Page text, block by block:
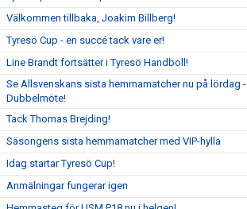
Välkommen tillbaka, Joakim Billberg!
Tyresö Cup - en succé tack vare er!
Line Brandt fortsätter i Tyresö Handboll!
Se Allsvenskans sista hemmamatcher nu på lördag -
Dubbelmöte!
Tack Thomas Brejding!
Säsongens sista hemmamatcher med VIP-hylla
Idag startar Tyresö Cup!
Anmälningar fungerar igen